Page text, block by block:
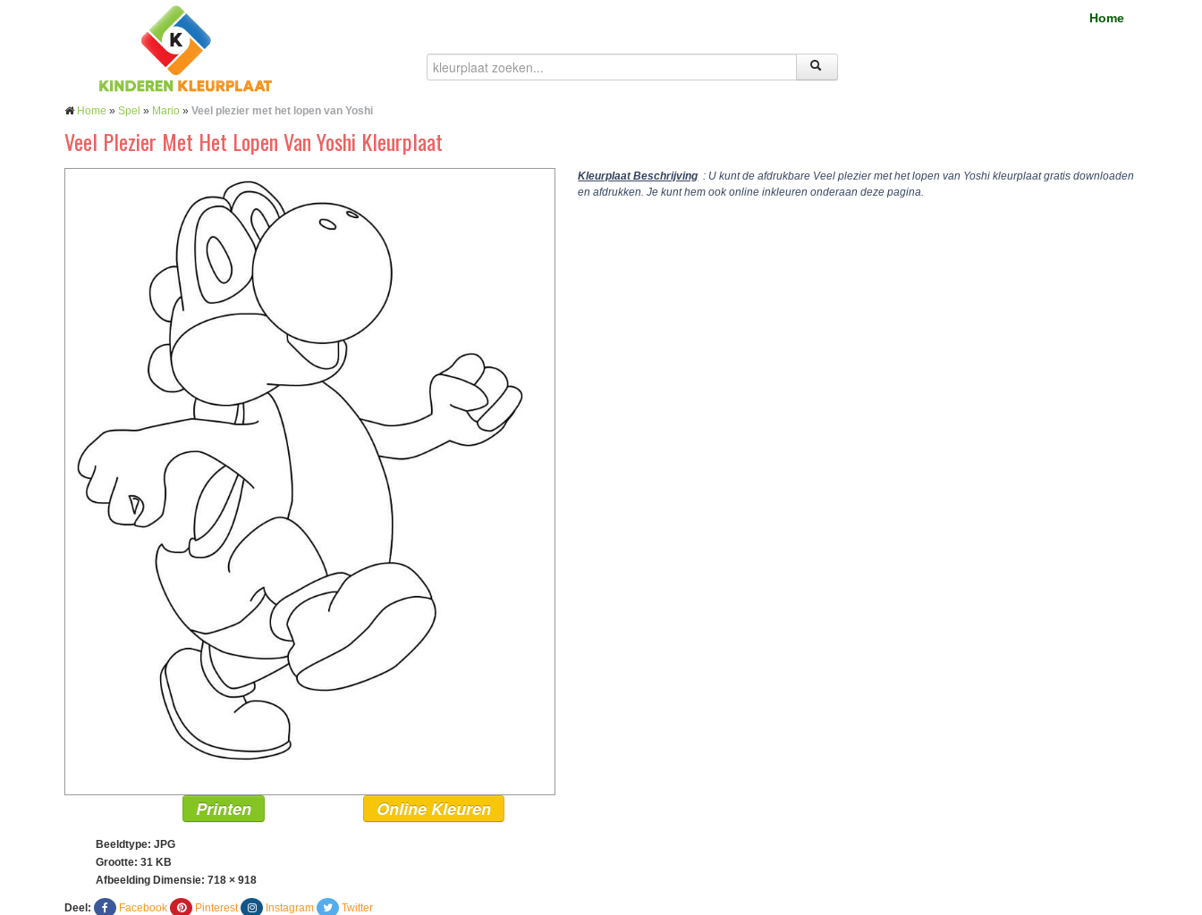
Home
Home » Spel » Mario » Veel plezier met het lopen van Yoshi
Veel Plezier Met Het Lopen Van Yoshi Kleurplaat
Kleurplaat Beschrijving : U kunt de afdrukbare Veel plezier met het lopen van Yoshi kleurplaat gratis downloaden
en afdrukken. Je kunt hem ook online inkleuren onderaan deze pagina.
Printen Online Kleuren
Beeldtype: JPG
Grootte: 31 KB
Afbeelding Dimensie: 718 × 918
Deel: Facebook Pinterest Instagram Twitter